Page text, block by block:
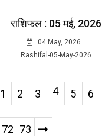
राशिफल : 05 मई, 2026
04 May, 2026
Rashifal-05-May-2026
1 2 3 4 5 6
72 73